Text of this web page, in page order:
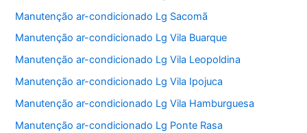
Manutenção ar-condicionado Lg Sacomã
Manutenção ar-condicionado Lg Vila Buarque
Manutenção ar-condicionado Lg Vila Leopoldina
Manutenção ar-condicionado Lg Vila Ipojuca
Manutenção ar-condicionado Lg Vila Hamburguesa
Manutenção ar-condicionado Lg Ponte Rasa